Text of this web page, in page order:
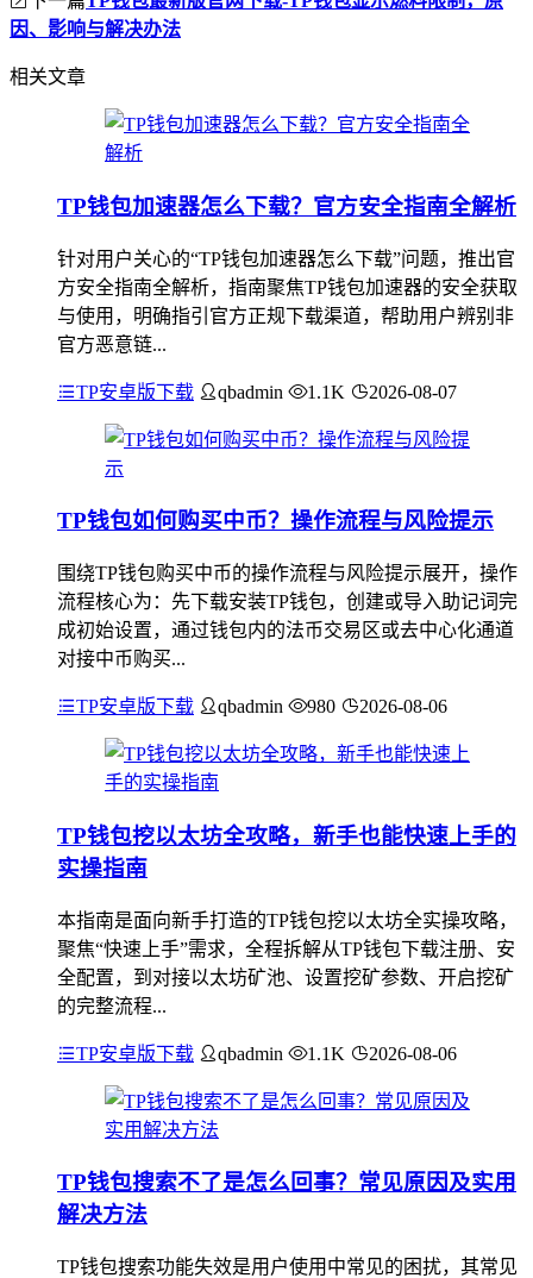
因、影响与解决办法
相关文章
TP钱包加速器怎么下载？官方安全指南全解析
针对用户关心的“TP钱包加速器怎么下载”问题，推出官
方安全指南全解析，指南聚焦TP钱包加速器的安全获取
与使用，明确指引官方正规下载渠道，帮助用户辨别非
官方恶意链...
TP安卓版下载 qbadmin 1.1K 2026-08-07
TP钱包如何购买中币？操作流程与风险提示
围绕TP钱包购买中币的操作流程与风险提示展开，操作
流程核心为：先下载安装TP钱包，创建或导入助记词完
成初始设置，通过钱包内的法币交易区或去中心化通道
对接中币购买...
TP安卓版下载 qbadmin 980 2026-08-06
TP钱包挖以太坊全攻略，新手也能快速上手的
实操指南
本指南是面向新手打造的TP钱包挖以太坊全实操攻略，
聚焦“快速上手”需求，全程拆解从TP钱包下载注册、安
全配置，到对接以太坊矿池、设置挖矿参数、开启挖矿
的完整流程...
TP安卓版下载 qbadmin 1.1K 2026-08-06
TP钱包搜索不了是怎么回事？常见原因及实用
解决方法
TP钱包搜索功能失效是用户使用中常见的困扰，其常见